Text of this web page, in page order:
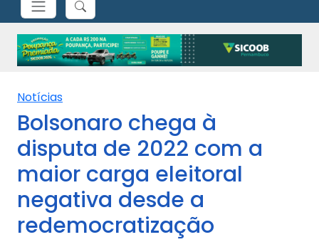
Notícias
Bolsonaro chega à
disputa de 2022 com a
maior carga eleitoral
negativa desde a
redemocratização